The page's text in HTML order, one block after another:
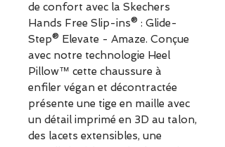
de confort avec la Skechers
Hands Free Slip-ins® : Glide-
Step® Elevate - Amaze. Conçue
avec notre technologie Heel
Pillow™ cette chaussure à
enfiler végan et décontractée
présente une tige en maille avec
un détail imprimé en 3D au talon,
des lacets extensibles, une